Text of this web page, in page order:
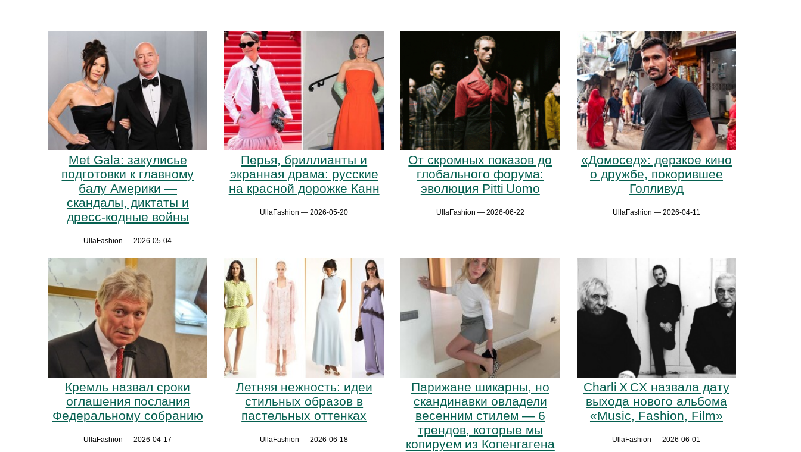
Met Gala: закулисье
подготовки к главному
балу Америки —
скандалы, диктаты и
дресс-кодные войны
UllaFashion — 2026-05-04
Перья, бриллианты и
экранная драма: русские
на красной дорожке Канн
UllaFashion — 2026-05-20
От скромных показов до
глобального форума:
эволюция Pitti Uomo
UllaFashion — 2026-06-22
«Домосед»: дерзкое кино
о дружбе, покорившее
Голливуд
UllaFashion — 2026-04-11
Кремль назвал сроки
оглашения послания
Федеральному собранию
UllaFashion — 2026-04-17
Летняя нежность: идеи
стильных образов в
пастельных оттенках
UllaFashion — 2026-06-18
Парижане шикарны, но
скандинавки овладели
весенним стилем — 6
трендов, которые мы
копируем из Копенгагена
Charli X CX назвала дату
выхода нового альбома
«Music, Fashion, Film»
UllaFashion — 2026-06-01